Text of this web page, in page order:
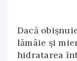
Dacă
lămâie și
hidratarea